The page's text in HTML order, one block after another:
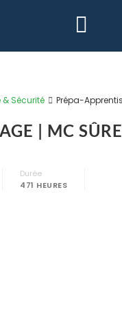
& Sécurité Prépa-
| MC
Durée
471 HEURES